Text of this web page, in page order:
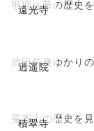
遠光寺
甲府法華の歴史
逍遥院
武田信廉ゆかり
積翠寺
要害山の歴史を